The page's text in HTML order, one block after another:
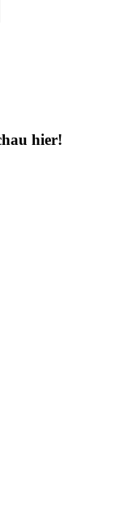
hier!